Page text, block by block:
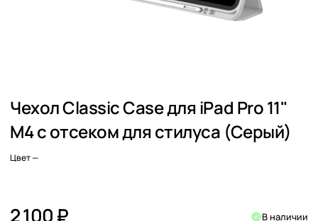
Чехол Classic Case для iPad Pro 11"
M4 с отсеком для стилуса (Серый)
Цвет—
2 100 ₽ В наличии